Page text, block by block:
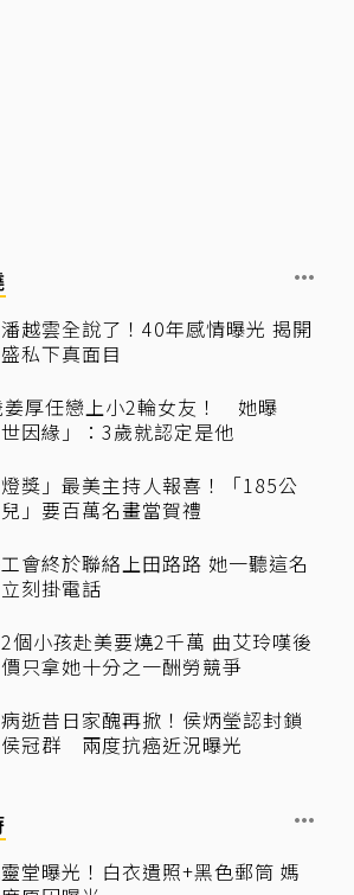
越雲全說了！40年感情曝光 揭開
私下真面目
厚任戀上小2輪女友！ 她曝
世因緣」：3歲就認定是他
燈獎」最美主持人報喜！「185公
」要百萬名畫當賀禮
會終於聯絡上田路路 她一聽這名
刻掛電話
個小孩赴美要燒2千萬 曲艾玲嘆後
只拿她十分之一酬勞競爭
逝昔日家醜再掀！侯炳瑩認封鎖
冠群 兩度抗癌近況曝光
堂曝光！白衣遺照+黑色郵筒 媽